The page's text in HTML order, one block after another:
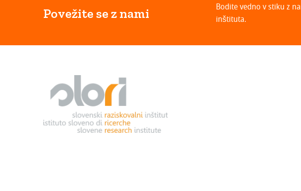
Povežite se z nami
Bodite vedno v stiku z
inštituta.